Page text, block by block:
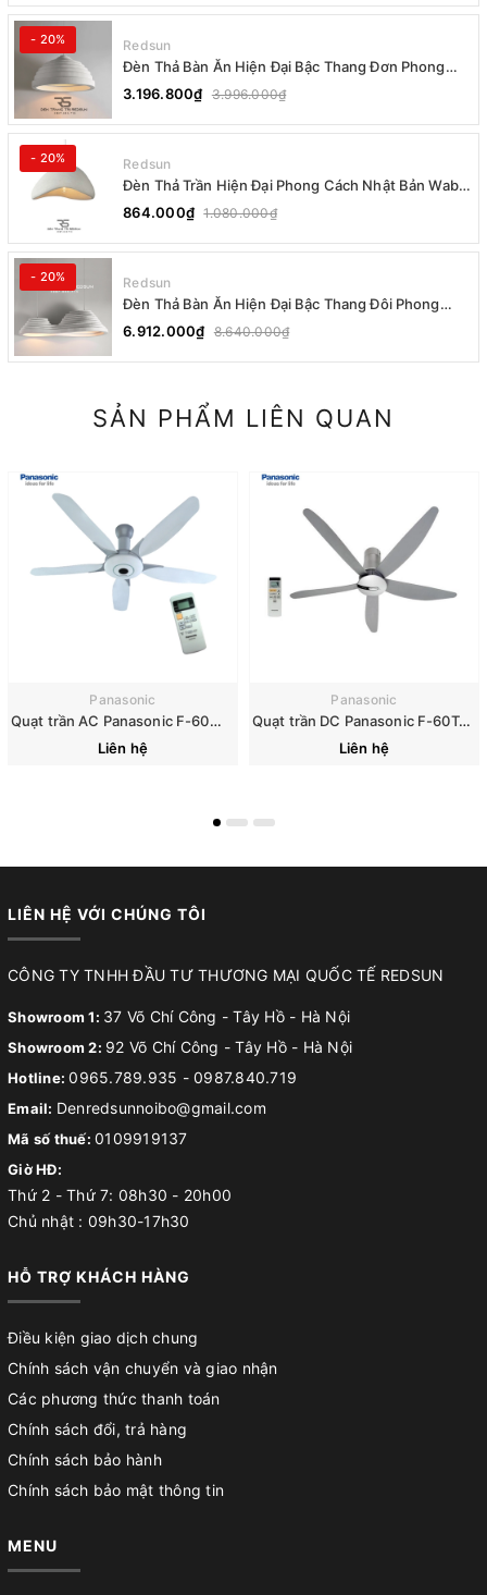
- 20% Redsun
Đèn Thả Bàn Ăn Hiện Đại Bậc Thang Đơn Phong
Cách Nhật Bản Wabi-sabi DC-T078B
3.196.800₫ 3.996.000₫
- 20% Redsun
Đèn Thả Trần Hiện Đại Phong Cách Nhật Bản Wabi-
sabi CDT-T036 Dáng A
864.000₫ 1.080.000₫
- 20% Redsun
Đèn Thả Bàn Ăn Hiện Đại Bậc Thang Đôi Phong
Cách Nhật Bản Wabi-sabi DC-T078A
6.912.000₫ 8.640.000₫
SẢN PHẨM LIÊN QUAN
Panasonic
Quạt trần AC Panasonic F-60WWK
Liên hệ
Panasonic
Quạt trần DC Panasonic F-60TAN
Liên hệ
LIÊN HỆ VỚI CHÚNG TÔI
CÔNG TY TNHH ĐẦU TƯ THƯƠNG MẠI QUỐC TẾ REDSUN
Showroom 1: 37 Võ Chí Công - Tây Hồ - Hà Nội
Showroom 2: 92 Võ Chí Công - Tây Hồ - Hà Nội
Hotline:0965.789.935 - 0987.840.719
Email: Denredsunnoibo@gmail.com
Mã số thuế: 0109919137
Giờ HĐ:
Thứ 2 - Thứ 7: 08h30 - 20h00
Chủ nhật : 09h30-17h30
HỖ TRỢ KHÁCH HÀNG
Điều kiện giao dịch chung
Chính sách vận chuyển và giao nhận
Các phương thức thanh toán
Chính sách đổi, trả hàng
Chính sách bảo hành
Chính sách bảo mật thông tin
MENU